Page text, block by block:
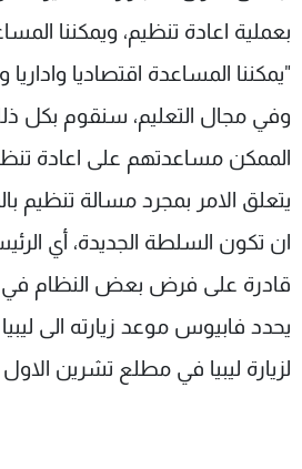
بعملية اعادة تنظيم، ويمكننا
"يمكننا المساعدة اقتصاديا واداريا
وفي مجال التعليم، سنقوم بكل
الممكن مساعدتهم على اعادة
يتعلق الامر بمجرد مسالة تنظيم
ان تكون السلطة الجديدة، أي
قادرة على فرض بعض النظام في
يحدد فابيوس موعد زيارته الى
لزيارة ليبيا في مطلع تشرين